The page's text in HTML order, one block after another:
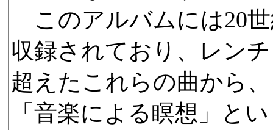
このアルバムには20
収録されており、レン
超えたこれらの曲から
「音楽による瞑想」と